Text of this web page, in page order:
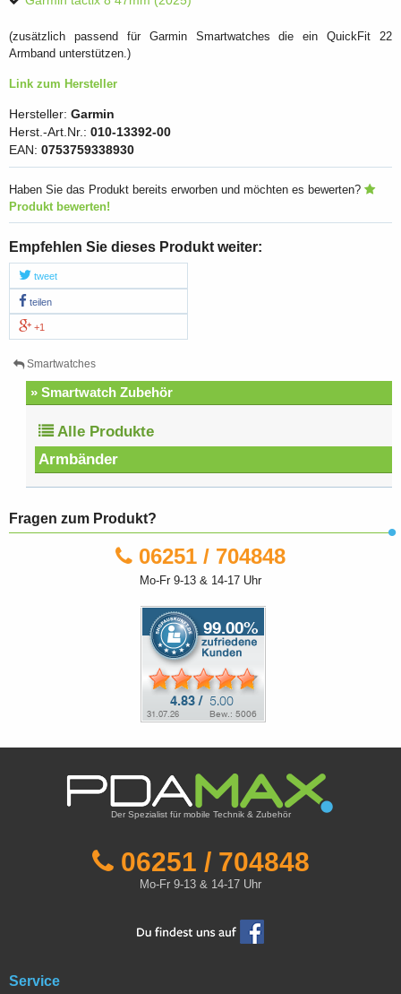
(zusätzlich passend für Garmin Smartwatches die ein QuickFit 22
Armband unterstützen.)
Link zum Hersteller
Hersteller: Garmin
Herst.-Art.Nr.: 010-13392-00
EAN: 0753759338930
Haben Sie das Produkt bereits erworben und möchten es bewerten?
Produkt bewerten!
Empfehlen Sie dieses Produkt weiter:
tweet
teilen
+1
Smartwatches
» Smartwatch Zubehör
Alle Produkte
Armbänder
Fragen zum Produkt?
06251 / 704848
Mo-Fr 9-13 & 14-17 Uhr
Der Spezialist für mobile Technik & Zubehör
06251 / 704848
Mo-Fr 9-13 & 14-17 Uhr
Service